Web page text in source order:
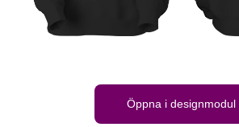
Öppna i designmodul